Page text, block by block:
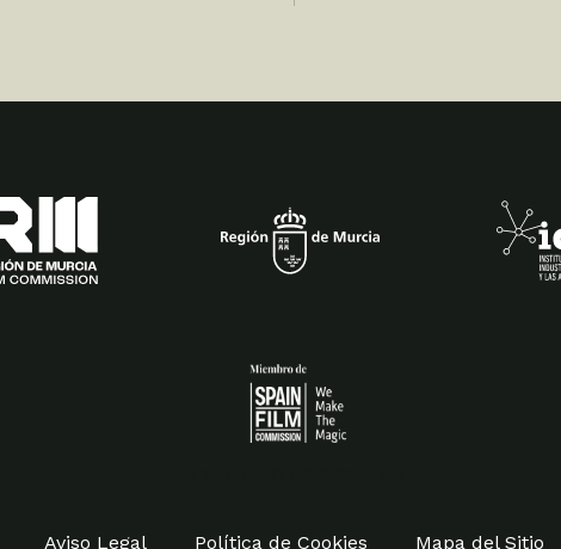
Aviso Legal Política de Cookies Mapa del Sitio